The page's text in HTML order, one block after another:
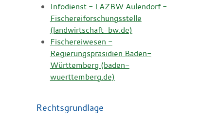
Infodienst - LAZBW Aulendorf -
Fischereiforschungsstelle
(landwirtschaft-bw.de)
Fischereiwesen -
Regierungspräsidien Baden-
Württemberg (baden-
wuerttemberg.de)
Rechtsgrundlage